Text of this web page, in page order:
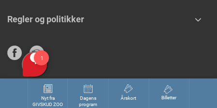
Regler og politikker
Nyt fra
GIVSKUD ZOO
Dagens
program
Årskort Billetter